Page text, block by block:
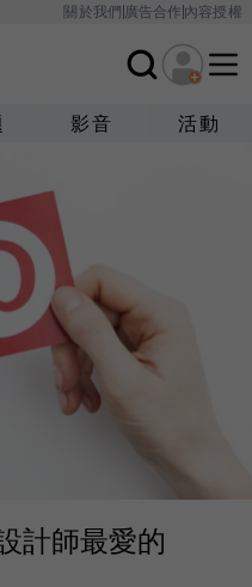
關於我們廣告合作內容授權
影音 活動
計師最愛的